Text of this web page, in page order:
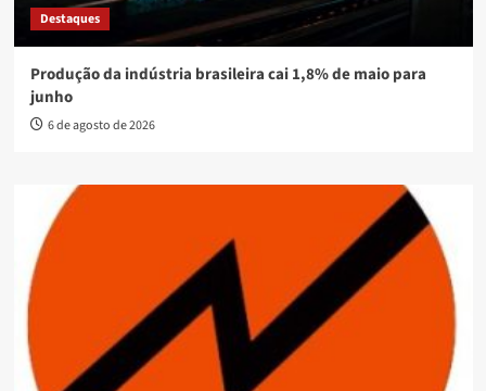
Destaques
Produção da indústria brasileira cai 1,8% de maio para
junho
6 de agosto de 2026